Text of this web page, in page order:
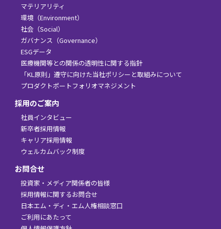
マテリアリティ
環境（Environment）
社会（Social）
ガバナンス（Governance）
ESGデータ
医療機関等との関係の透明性に関する指針
「KL原則」遵守に向けた当社ポリシーと取組みについて
プロダクトポートフォリオマネジメント
採用のご案内
社員インタビュー
新卒者採用情報
キャリア採用情報
ウェルカムバック制度
お問合せ
投資家・メディア関係者の皆様
採用情報に関するお問合せ
日本エム・ディ・エム人権相談窓口
ご利用にあたって